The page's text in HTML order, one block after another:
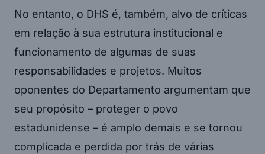
No entanto, o DHS é, também, alvo de críticas
em relação à sua estrutura institucional e
funcionamento de algumas de suas
responsabilidades e projetos. Muitos
oponentes do Departamento argumentam que
seu propósito – proteger o povo
estadunidense – é amplo demais e se tornou
complicada e perdida por trás de várias